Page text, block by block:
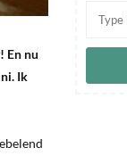
En nu
Ik